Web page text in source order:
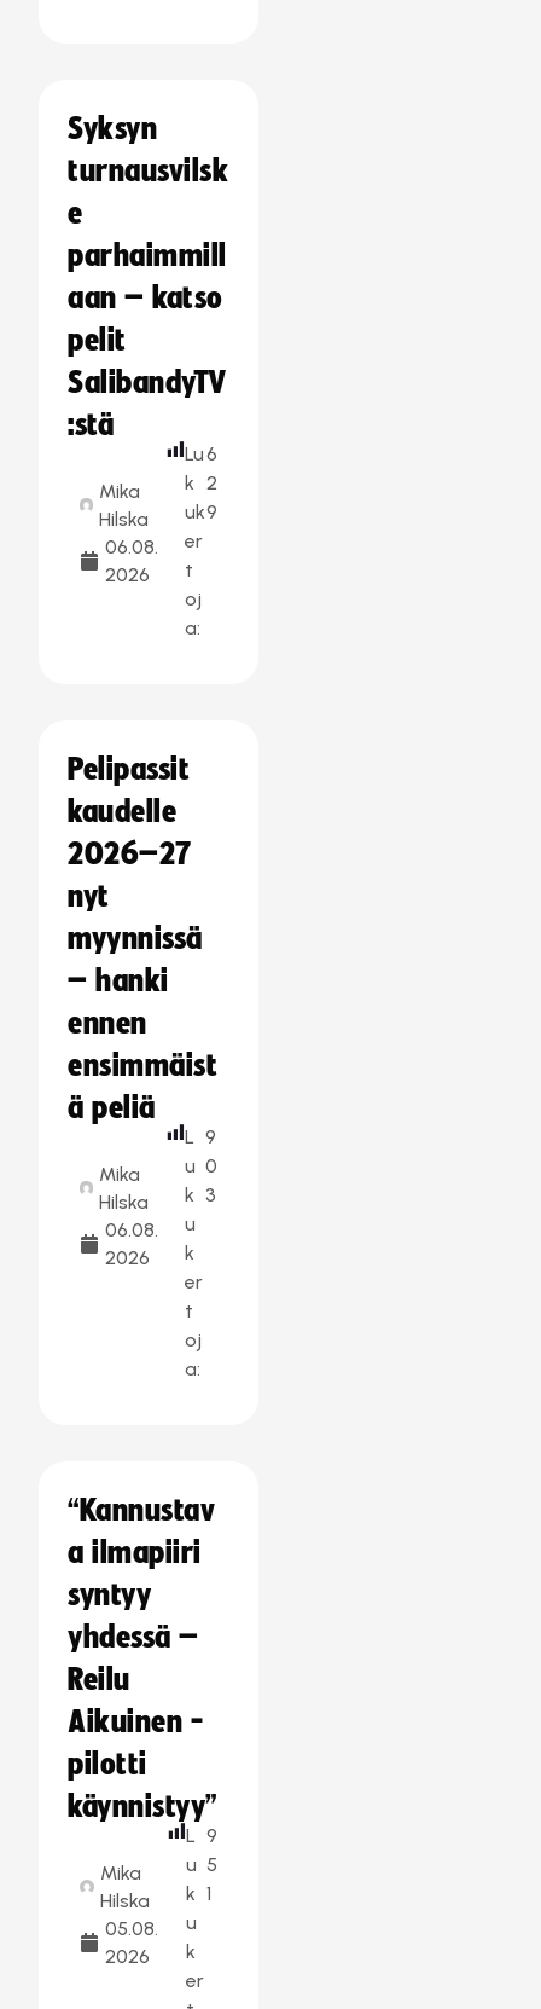
Syksyn
turnausvilsk
e
parhaimmill
aan – katso
pelit
SalibandyTV
:stä
Mika
Hilska
06.08.
2026
Lu
k
uk
er
t
oj
a:
6
2
9
Pelipassit
kaudelle
2026–27
nyt
myynnissä
– hanki
ennen
ensimmäist
ä peliä
Mika
Hilska
06.08.
2026
L
u
k
u
k
er
t
oj
a:
9
0
3
“Kannustav
a ilmapiiri
syntyy
yhdessä –
Reilu
Aikuinen -
pilotti
käynnistyy”
Mika
Hilska
05.08.
2026
L
u
k
u
k
er
9
5
1